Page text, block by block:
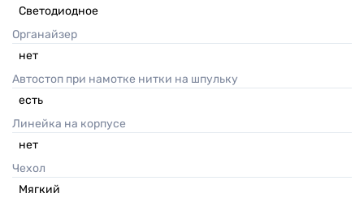
Светодиодное
Органайзер
нет
Автостоп при намотке нитки на шпульку
есть
Линейка на корпусе
нет
Чехол
Мягкий